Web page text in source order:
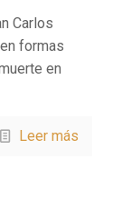
Carlos
formas
en
Leer más